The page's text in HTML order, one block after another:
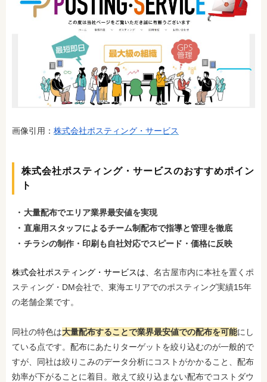
画像引用： 株式会社ポスティング・サービス
株式会社ポスティング・サービスのおすすめポイン
ト
大量配布でエリア業界最安値を実現
直雇用スタッフによるチーム制配布で指導と管理を徹底
チラシの制作・印刷も自社対応でスピード・価格に反映
株式会社ポスティング・サービスは、 名古屋市内に本社を置くポ
スティング・DM会社で、東海エリアでのポスティング実績15年
の老舗企業です。
同社の特色は大量配布することで業界最安値での配布を可能にし
ている点です。配布にあたりターゲットを絞り込むのが一般的で
すが、同社は絞りこみのデータ分析にコストがかかること、配布
効率が下がることに着目。敢えて絞り込まない配布でコストダウ